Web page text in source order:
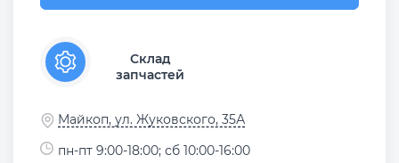
Склад
запчастей
Майкоп, ул. Жуковского, 35А
пн-пт 9:00-18:00; сб 10:00-16:00